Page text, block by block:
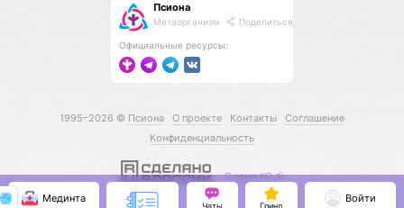
Псиона
Метаорганизм Поделиться
Официальные ресурсы:
1995–2026 © Псиона О проекте Контакты
Соглашение
Конфиденциальность
С нами КО 🕉️
Мединта
Чаты Гринд
Войти